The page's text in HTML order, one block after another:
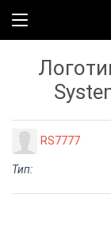
RS7777
Тип: